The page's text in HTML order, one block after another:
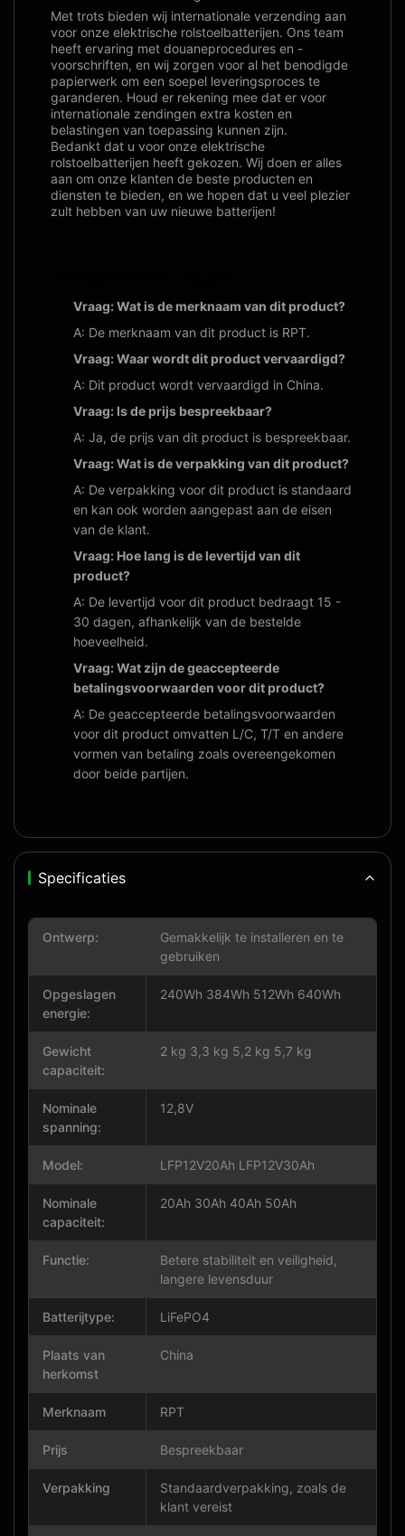
Met trots bieden wij internationale verzending aan
voor onze elektrische rolstoelbatterijen. Ons team
heeft ervaring met douaneprocedures en -
voorschriften, en wij zorgen voor al het benodigde
papierwerk om een ​​soepel leveringsproces te
garanderen. Houd er rekening mee dat er voor
internationale zendingen extra kosten en
belastingen van toepassing kunnen zijn.
Bedankt dat u voor onze elektrische
rolstoelbatterijen heeft gekozen. Wij doen er alles
aan om onze klanten de beste producten en
diensten te bieden, en we hopen dat u veel plezier
zult hebben van uw nieuwe batterijen!
Vraag: Wat is de merknaam van dit product?
A: De merknaam van dit product is RPT.
Vraag: Waar wordt dit product vervaardigd?
A: Dit product wordt vervaardigd in China.
Vraag: Is de prijs bespreekbaar?
A: Ja, de prijs van dit product is bespreekbaar.
Vraag: Wat is de verpakking van dit product?
A: De verpakking voor dit product is standaard
en kan ook worden aangepast aan de eisen
van de klant.
Vraag: Hoe lang is de levertijd van dit
product?
A: De levertijd voor dit product bedraagt ​​15 -
30 dagen, afhankelijk van de bestelde
hoeveelheid.
Vraag: Wat zijn de geaccepteerde
betalingsvoorwaarden voor dit product?
A: De geaccepteerde betalingsvoorwaarden
voor dit product omvatten L/C, T/T en andere
vormen van betaling zoals overeengekomen
door beide partijen.
Specificaties
Ontwerp:
Gemakkelijk te installeren en te
gebruiken
Opgeslagen
energie:
240Wh 384Wh 512Wh 640Wh
Gewicht
capaciteit:
2 kg 3,3 kg 5,2 kg 5,7 kg
Nominale
spanning:
12,8V
Model: LFP12V20Ah LFP12V30Ah
Nominale
capaciteit:
20Ah 30Ah 40Ah 50Ah
Functie:
Betere stabiliteit en veiligheid,
langere levensduur
Batterijtype: LiFePO4
Plaats van
herkomst
China
Merknaam RPT
Prijs Bespreekbaar
Verpakking
Standaardverpakking, zoals de
klant vereist